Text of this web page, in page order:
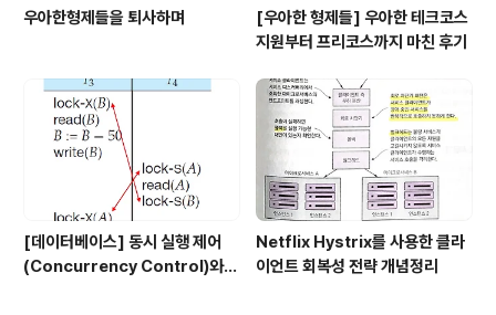
우아한형제들을 퇴사하며
[우아한 형제들] 우아한 테크코스
지원부터 프리코스까지 마친 후기
[데이터베이스] 동시 실행 제어
(Concurrency Control)와
Netflix Hystrix를 사용한 클라
이언트 회복성 전략 개념정리